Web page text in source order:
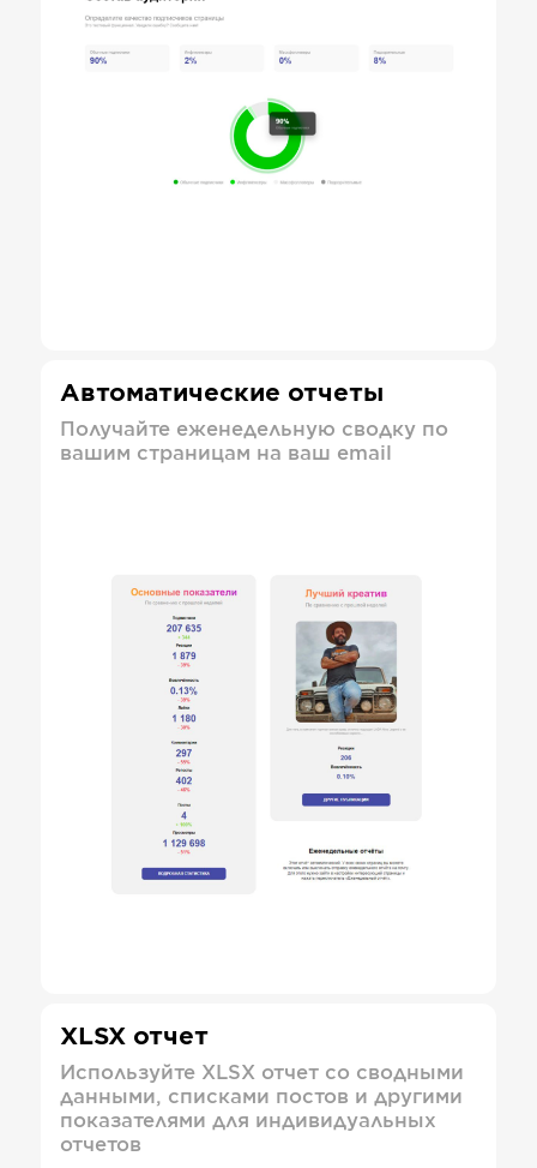
Автоматические отчеты
Получайте еженедельную сводку по
вашим страницам на ваш email
XLSX отчет
Используйте XLSX отчет со сводными
данными, списками постов и другими
показателями для индивидуальных
отчетов